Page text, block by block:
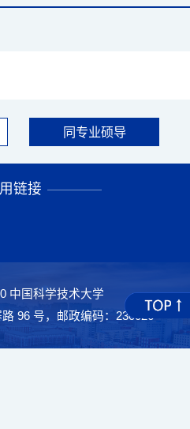
同专业硕导
链接
中国科学技术大学
96 号，邮政编码：230026